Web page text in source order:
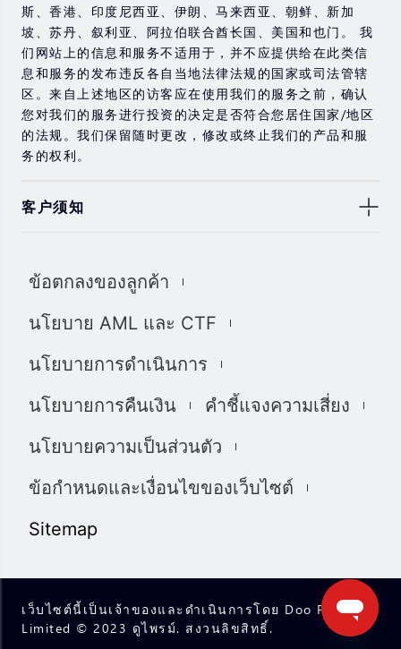
斯、香港、印度尼西亚、伊朗、马来西亚、朝鲜、新加
坡、苏丹、叙利亚、阿拉伯联合酋长国、美国和也门。 我
们网站上的信息和服务不适用于，并不应提供给在此类信
息和服务的发布违反各自当地法律法规的国家或司法管辖
区。来自上述地区的访客应在使用我们的服务之前，确认
您对我们的服务进行投资的决定是否符合您居住国家/地区
的法规。我们保留随时更改，修改或终止我们的产品和服
务的权利。
客户须知
息，材料或第三方材料（“材料”）仅供参考。 该材料仅被
的投资建议和/或投资推荐。 尽管我们已尽一切合理的努力
和保证，如果所提供信息的任何不准确和不完整，我们也
损失或损害赔偿。 未经我们的同意，您只能将该材料用于
我们使用我们网站上的cookies来根据您的喜好自定义我们
网站上显示的信息和体验。 通过访问本网站，您承认您已
经阅读并同意上述详细信息，并同意我们使用cookies。
我们完全遵守司法管辖区中所有适用的法律和法规。 您有
责任确定并确保您的投资符合您的要求。您承诺将承担投
ข้อตกลงของลูกค้า
นโยบาย AML และ CTF
นโยบายการดำเนินการ
นโยบายการคืนเงิน
คำชี้แจงความเสี่ยง
นโยบายความเป็นส่วนตัว
ข้อกำหนดและเงื่อนไขของเว็บไซต์
Sitemap
เว็บไซต์นี้เป็นเจ้าของและดำเนินการโดย Doo Prime
Limited © 2023 ดูไพรม์. สงวนลิขสิทธิ์.